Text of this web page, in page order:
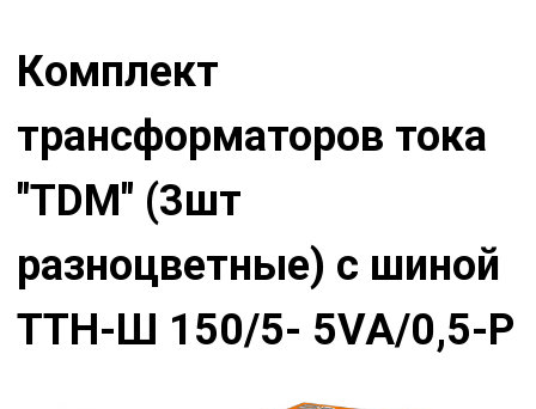
Комплект
трансформаторов тока
"TDM" (3шт
разноцветные) с шиной
ТТН-Ш 150/5- 5VA/0,5-Р